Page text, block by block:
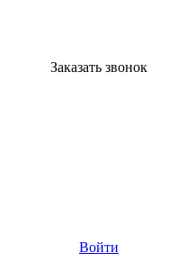
Заказать звонок
Войти